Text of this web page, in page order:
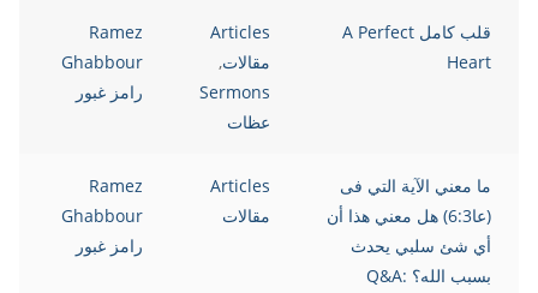
قلب كامل A Perfect
Heart
Articles
مقالات,
Sermons
عظات
Ramez
Ghabbour
رامز غبور
ما معني الآية التي فى
(عا6:3) هل معني هذا أن
أي شئ سلبي يحدث
بسبب الله؟ Q&A:
Articles
مقالات
Ramez
Ghabbour
رامز غبور